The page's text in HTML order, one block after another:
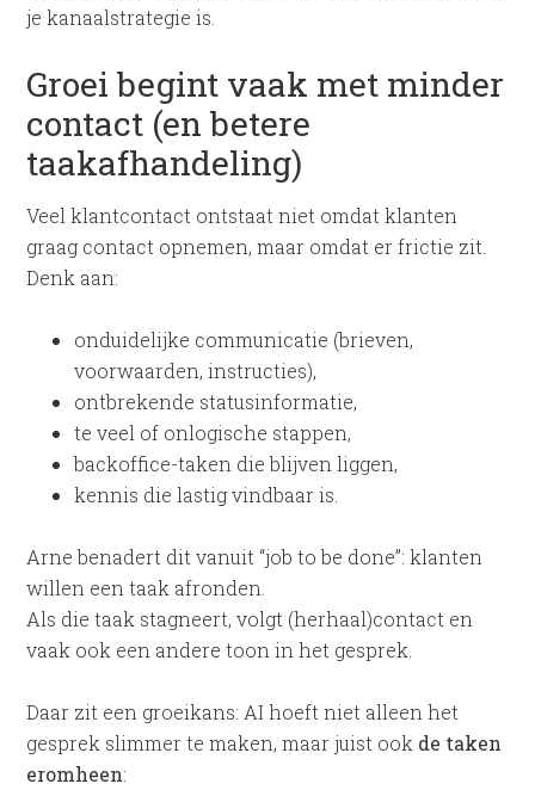
je kanaalstrategie is.
Groei begint vaak met minder
contact (en betere
taakafhandeling)
Veel klantcontact ontstaat niet omdat klanten
graag contact opnemen, maar omdat er frictie zit.
Denk aan:
onduidelijke communicatie (brieven,
voorwaarden, instructies),
ontbrekende statusinformatie,
te veel of onlogische stappen,
backoffice-taken die blijven liggen,
kennis die lastig vindbaar is.
Arne benadert dit vanuit “job to be done”: klanten
willen een taak afronden.
Als die taak stagneert, volgt (herhaal)contact en
vaak ook een andere toon in het gesprek.
Daar zit een groeikans: AI hoeft niet alleen het
gesprek slimmer te maken, maar juist ook de taken
eromheen: